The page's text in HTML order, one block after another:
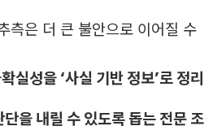
측은 더 큰 불안으로 이어질 수
실성을 ‘사실 기반 정보’로 정리
을 내릴 수 있도록 돕는 전문 조